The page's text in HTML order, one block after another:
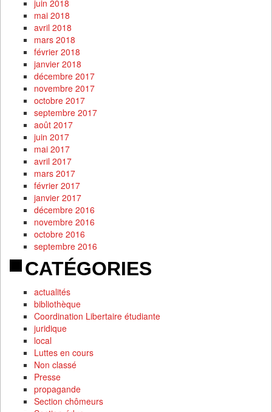
juin 2018
mai 2018
avril 2018
mars 2018
février 2018
janvier 2018
décembre 2017
novembre 2017
octobre 2017
septembre 2017
août 2017
juin 2017
mai 2017
avril 2017
mars 2017
février 2017
janvier 2017
décembre 2016
novembre 2016
octobre 2016
septembre 2016
CATÉGORIES
actualités
bibliothèque
Coordination Libertaire étudiante
juridique
local
Luttes en cours
Non classé
Presse
propagande
Section chômeurs